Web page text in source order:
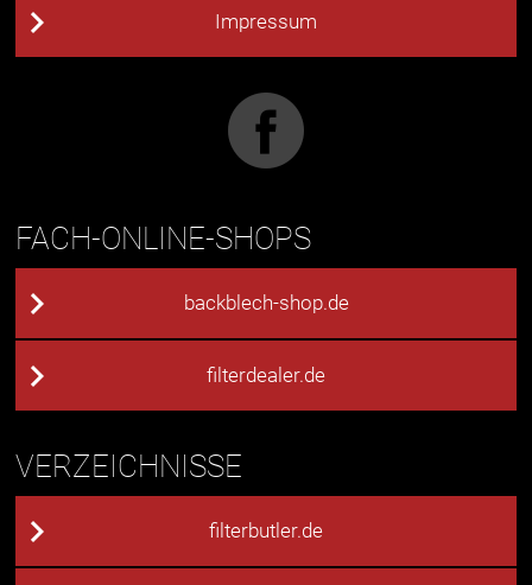
Impressum
FACH-ONLINE-SHOPS
backblech-shop.de
filterdealer.de
VERZEICHNISSE
filterbutler.de